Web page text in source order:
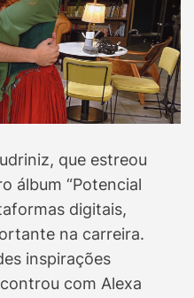
que estreou
álbum “Potencial
digitais,
na carreira.
inspirações
com Alexa